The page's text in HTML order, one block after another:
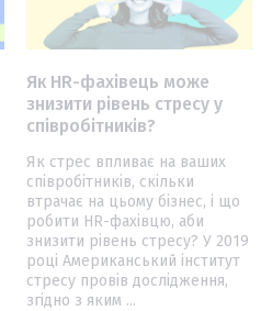
Як HR-фахівець може
знизити рівень стресу у
співробітників?
Як стрес впливає на ваших
співробітників, скільки
втрачає на цьому бізнес, і що
робити HR-фахівцю, аби
знизити рівень стресу? У 2019
році Американський інститут
стресу провів дослідження,
згідно з яким ...